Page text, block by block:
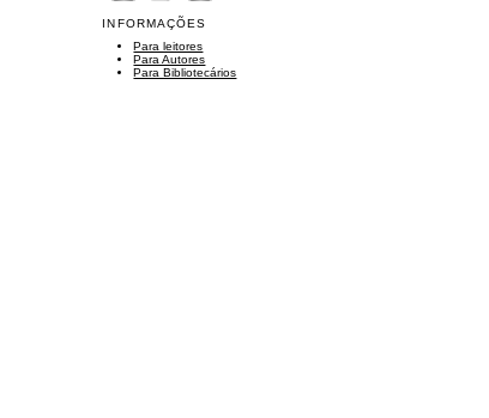
INFORMAÇÕES
Para leitores
Para Autores
Para Bibliotecários